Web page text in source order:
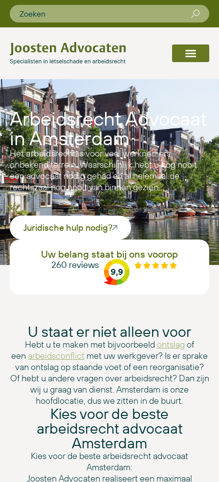
Arbeidsrecht Advocaat
in Amsterdam
Hetarbeidsrechtis voor veel werknemers
onbekend terrein. Waarschijnlijk hebt u nog nooit
een advocaat nodig gehad en al helemaal de
rechtszaal nog nooit van binnen gezien.
Juridische hulp nodig?
Uw belang staat bij ons voorop
260 reviews
9,9
U staat er niet alleen voor
Hebt u te maken met bijvoorbeeld ontslag of
een arbeidsconflict met uw werkgever? Is er sprake
van ontslag op staande voet of een reorganisatie?
Of hebt u andere vragen over arbeidsrecht? Dan zijn
wij u graag van dienst. Amsterdam is onze
hoofdlocatie, dus we zitten in de buurt.
Kies voor de beste
arbeidsrecht advocaat
Amsterdam
Kies voor de beste arbeidsrecht advocaat
Amsterdam:
Joosten Advocaten realiseert een maximaal